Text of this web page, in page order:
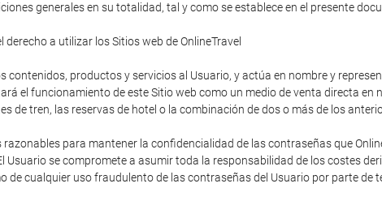
generales en su totalidad, tal y como se establece en el presente
a utilizar los Sitios web de OnlineTravel
contenidos, productos y servicios al Usuario, y actúa en nombre y
el funcionamiento de este Sitio web como un medio de venta directa en
de tren, las reservas de hotel o la combinación de dos o más de los
para mantener la confidencialidad de las contraseñas que
se compromete a asumir toda la responsabilidad de los costes
de cualquier uso fraudulento de las contraseñas del Usuario por parte de